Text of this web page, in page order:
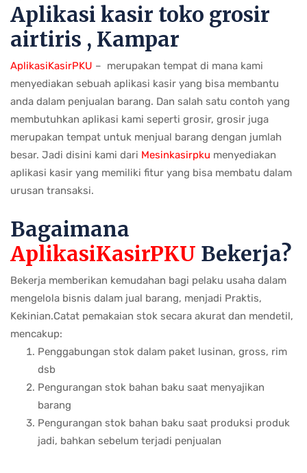
Aplikasi kasir toko grosir
airtiris , Kampar
AplikasiKasirPKU – merupakan tempat di mana kami
menyediakan sebuah aplikasi kasir yang bisa membantu
anda dalam penjualan barang. Dan salah satu contoh yang
membutuhkan aplikasi kami seperti grosir, grosir juga
merupakan tempat untuk menjual barang dengan jumlah
besar. Jadi disini kami dari Mesinkasirpku menyediakan
aplikasi kasir yang memiliki fitur yang bisa membatu dalam
urusan transaksi.
Bagaimana
AplikasiKasirPKU Bekerja?
Bekerja memberikan kemudahan bagi pelaku usaha dalam
mengelola bisnis dalam jual barang, menjadi Praktis,
Kekinian.Catat pemakaian stok secara akurat dan mendetil,
mencakup:
Penggabungan stok dalam paket lusinan, gross, rim
dsb
Pengurangan stok bahan baku saat menyajikan
barang
Pengurangan stok bahan baku saat produksi produk
jadi, bahkan sebelum terjadi penjualan